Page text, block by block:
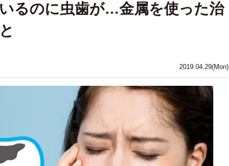
2019.04.29(Mon)
るのに虫歯が…金属を使った治